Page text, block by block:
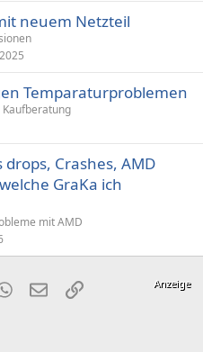
neuem Netzteil
Temparaturproblemen
Crashes, AMD
GraKa ich
mit AMD
WhatsApp
E-MailLink